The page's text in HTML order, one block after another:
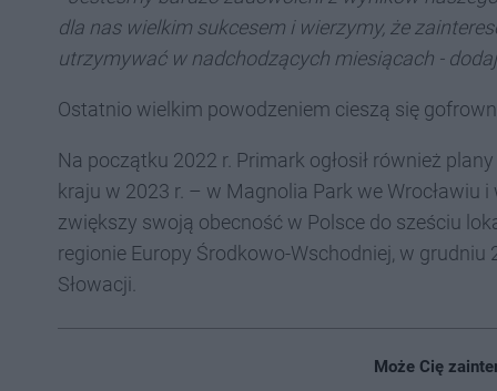
dla nas wielkim sukcesem i wierzymy, że
utrzymywać w nadchodzących miesiącach -
Ostatnio wielkim powodzeniem cieszą się
Na początku 2022 r. Primark ogłosił również
kraju w 2023 r. – w Magnolia Park we Wrocławiu
zwiększy swoją obecność w Polsce do sześciu
regionie Europy Środkowo-Wschodniej, w grudniu
Słowacji.
Może Cię